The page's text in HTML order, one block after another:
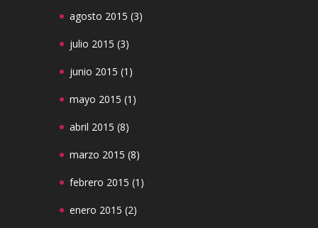
agosto 2015 (3)
julio 2015 (3)
junio 2015 (1)
mayo 2015 (1)
abril 2015 (8)
marzo 2015 (8)
febrero 2015 (1)
enero 2015 (2)